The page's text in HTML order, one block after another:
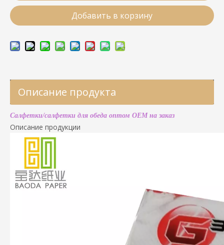
Добавить в корзину
Описание продукта
Салфетки/салфетки для обеда оптом OEM на заказ
Описание продукции